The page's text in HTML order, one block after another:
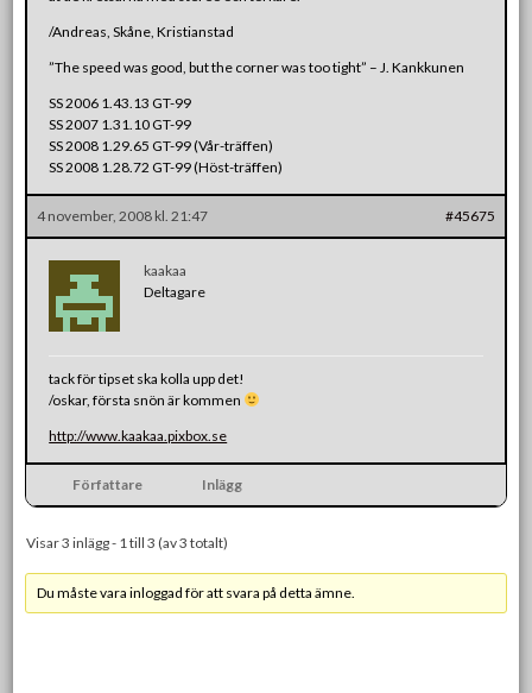
/Andreas, Skåne, Kristianstad
”The speed was good, but the corner was too tight” – J. Kankkunen
SS 2006 1.43.13 GT-99
SS 2007 1.31.10 GT-99
SS 2008 1.29.65 GT-99 (Vår-träffen)
SS 2008 1.28.72 GT-99 (Höst-träffen)
4 november, 2008 kl. 21:47 #45675
kaakaa
Deltagare
tack för tipset ska kolla upp det!
/oskar, första snön är kommen
http://www.kaakaa.pixbox.se
Författare Inlägg
Visar 3 inlägg - 1 till 3 (av 3 totalt)
Du måste vara inloggad för att svara på detta ämne.